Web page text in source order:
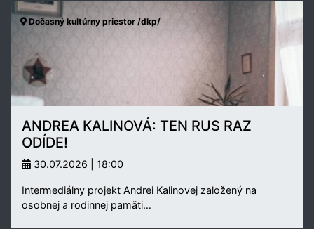
Dočasný kultúrny priestor /dkp/
ANDREA KALINOVÁ: TEN RUS RAZ
ODÍDE!
30.07.2026 | 18:00
Intermediálny projekt Andrei Kalinovej založený na
osobnej a rodinnej pamäti…